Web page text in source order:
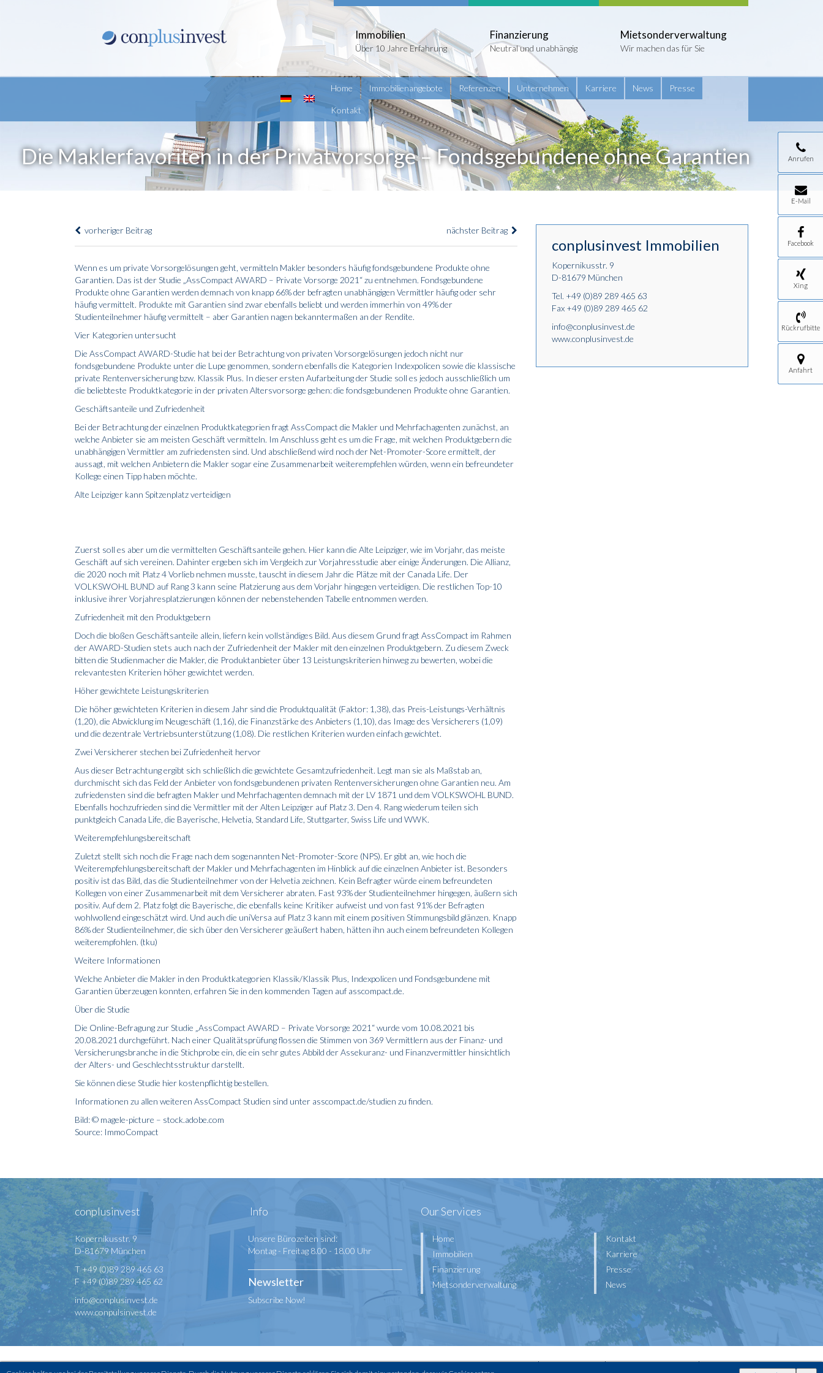
Immobilien
Über 10 Jahre Erfahrung
Finanzierung
Neutral und unabhängig
Mietsonderverwaltung
Wir machen das für Sie
Home Immobilienangebote Referenzen Unternehmen Karriere News Presse
Kontakt
Die Maklerfavoriten in der Privatvorsorge – Fondsgebundene ohne Garantien Anrufen
E-Mail
Facebook
Xing
Rückrufbitte
Anfahrt
vorheriger Beitrag nächster Beitrag
Wenn es um private Vorsorgelösungen geht, vermitteln Makler besonders häufig fondsgebundene Produkte ohne
Garantien. Das ist der Studie „AssCompact AWARD – Private Vorsorge 2021“ zu entnehmen. Fondsgebundene
Produkte ohne Garantien werden demnach von knapp 66% der befragten unabhängigen Vermittler häufig oder sehr
häufig vermittelt. Produkte mit Garantien sind zwar ebenfalls beliebt und werden immerhin von 49% der
Studienteilnehmer häufig vermittelt – aber Garantien nagen bekanntermaßen an der Rendite.
Vier Kategorien untersucht
Die AssCompact AWARD-Studie hat bei der Betrachtung von privaten Vorsorgelösungen jedoch nicht nur
fondsgebundene Produkte unter die Lupe genommen, sondern ebenfalls die Kategorien Indexpolicen sowie die klassische
private Rentenversicherung bzw. Klassik Plus. In dieser ersten Aufarbeitung der Studie soll es jedoch ausschließlich um
die beliebteste Produktkategorie in der privaten Altersvorsorge gehen: die fondsgebundenen Produkte ohne Garantien.
Geschäftsanteile und Zufriedenheit
Bei der Betrachtung der einzelnen Produktkategorien fragt AssCompact die Makler und Mehrfachagenten zunächst, an
welche Anbieter sie am meisten Geschäft vermitteln. Im Anschluss geht es um die Frage, mit welchen Produktgebern die
unabhängigen Vermittler am zufriedensten sind. Und abschließend wird noch der Net-Promoter-Score ermittelt, der
aussagt, mit welchen Anbietern die Makler sogar eine Zusammenarbeit weiterempfehlen würden, wenn ein befreundeter
Kollege einen Tipp haben möchte.
Alte Leipziger kann Spitzenplatz verteidigen
Zuerst soll es aber um die vermittelten Geschäftsanteile gehen. Hier kann die Alte Leipziger, wie im Vorjahr, das meiste
Geschäft auf sich vereinen. Dahinter ergeben sich im Vergleich zur Vorjahresstudie aber einige Änderungen. Die Allianz,
die 2020 noch mit Platz 4 Vorlieb nehmen musste, tauscht in diesem Jahr die Plätze mit der Canada Life. Der
VOLKSWOHL BUND auf Rang 3 kann seine Platzierung aus dem Vorjahr hingegen verteidigen. Die restlichen Top-10
inklusive ihrer Vorjahresplatzierungen können der nebenstehenden Tabelle entnommen werden.
Zufriedenheit mit den Produktgebern
Doch die bloßen Geschäftsanteile allein, liefern kein vollständiges Bild. Aus diesem Grund fragt AssCompact im Rahmen
der AWARD-Studien stets auch nach der Zufriedenheit der Makler mit den einzelnen Produktgebern. Zu diesem Zweck
bitten die Studienmacher die Makler, die Produktanbieter über 13 Leistungskriterien hinweg zu bewerten, wobei die
relevantesten Kriterien höher gewichtet werden.
Höher gewichtete Leistungskriterien
Die höher gewichteten Kriterien in diesem Jahr sind die Produktqualität (Faktor: 1,38), das Preis-Leistungs-Verhältnis
(1,20), die Abwicklung im Neugeschäft (1,16), die Finanzstärke des Anbieters (1,10), das Image des Versicherers (1,09)
und die dezentrale Vertriebsunterstützung (1,08). Die restlichen Kriterien wurden einfach gewichtet.
Zwei Versicherer stechen bei Zufriedenheit hervor
Aus dieser Betrachtung ergibt sich schließlich die gewichtete Gesamtzufriedenheit. Legt man sie als Maßstab an,
durchmischt sich das Feld der Anbieter von fondsgebundenen privaten Rentenversicherungen ohne Garantien neu. Am
zufriedensten sind die befragten Makler und Mehrfachagenten demnach mit der LV 1871 und dem VOLKSWOHL BUND.
Ebenfalls hochzufrieden sind die Vermittler mit der Alten Leipziger auf Platz 3. Den 4. Rang wiederum teilen sich
punktgleich Canada Life, die Bayerische, Helvetia, Standard Life, Stuttgarter, Swiss Life und WWK.
Weiterempfehlungsbereitschaft
Zuletzt stellt sich noch die Frage nach dem sogenannten Net-Promoter-Score (NPS). Er gibt an, wie hoch die
Weiterempfehlungsbereitschaft der Makler und Mehrfachagenten im Hinblick auf die einzelnen Anbieter ist. Besonders
positiv ist das Bild, das die Studienteilnehmer von der Helvetia zeichnen. Kein Befragter würde einem befreundeten
Kollegen von einer Zusammenarbeit mit dem Versicherer abraten. Fast 93% der Studienteilnehmer hingegen, äußern sich
positiv. Auf dem 2. Platz folgt die Bayerische, die ebenfalls keine Kritiker aufweist und von fast 91% der Befragten
wohlwollend eingeschätzt wird. Und auch die uniVersa auf Platz 3 kann mit einem positiven Stimmungsbild glänzen. Knapp
86% der Studienteilnehmer, die sich über den Versicherer geäußert haben, hätten ihn auch einem befreundeten Kollegen
weiterempfohlen. (tku)
Weitere Informationen
Welche Anbieter die Makler in den Produktkategorien Klassik/Klassik Plus, Indexpolicen und Fondsgebundene mit
Garantien überzeugen konnten, erfahren Sie in den kommenden Tagen auf asscompact.de.
Über die Studie
Die Online-Befragung zur Studie „AssCompact AWARD – Private Vorsorge 2021“ wurde vom 10.08.2021 bis
20.08.2021 durchgeführt. Nach einer Qualitätsprüfung flossen die Stimmen von 369 Vermittlern aus der Finanz- und
Versicherungsbranche in die Stichprobe ein, die ein sehr gutes Abbild der Assekuranz- und Finanzvermittler hinsichtlich
der Alters- und Geschlechtsstruktur darstellt.
Sie können diese Studie hier kostenpflichtig bestellen.
Informationen zu allen weiteren AssCompact Studien sind unter asscompact.de/studien zu finden.
Bild: © magele-picture – stock.adobe.com
Source: ImmoCompact
conplusinvest Immobilien
Kopernikusstr. 9
D-81679 München
Tel. +49 (0)89 289 465 63
Fax +49 (0)89 289 465 62
info@conplusinvest.de
www.conplusinvest.de
conplusinvest
Kopernikusstr. 9
D-81679 München
T +49 (0)89 289 465 63
F +49 (0)89 289 465 62
info@conplusinvest.de
www.conpulsinvest.de
Info
Unsere Bürozeiten sind:
Montag - Freitag 8.00 - 18.00 Uhr
Newsletter
Subscribe Now!
Our Services
Home
Immobilien
Finanzierung
Mietsonderverwaltung
Kontakt
Karriere
Presse
News